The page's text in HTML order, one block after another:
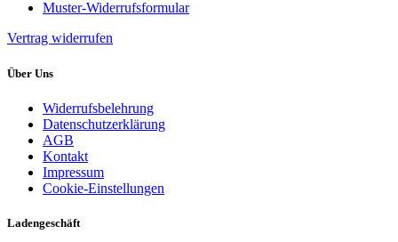
Muster-Widerrufsformular
Vertrag widerrufen
Über Uns
Widerrufsbelehrung
Datenschutzerklärung
AGB
Kontakt
Impressum
Cookie-Einstellungen
Ladengeschäft